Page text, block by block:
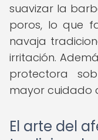
suavizar la
poros, lo que
navaja
irritación.
protectora
mayor cuidado
El arte del